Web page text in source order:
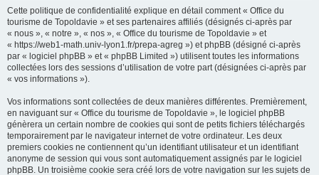
Cette politique de confidentialité explique en détail comment « Office du
tourisme de Topoldavie » et ses partenaires affiliés (désignés ci-après par
« nous », « notre », « nos », « Office du tourisme de Topoldavie » et
« https://web1-math.univ-lyon1.fr/prepa-agreg ») et phpBB (désigné ci-après
par « logiciel phpBB » et « phpBB Limited ») utilisent toutes les informations
collectées lors des sessions d’utilisation de votre part (désignées ci-après par
« vos informations »).
Vos informations sont collectées de deux manières différentes. Premièrement,
en naviguant sur « Office du tourisme de Topoldavie », le logiciel phpBB
génèrera un certain nombre de cookies qui sont de petits fichiers téléchargés
temporairement par le navigateur internet de votre ordinateur. Les deux
premiers cookies ne contiennent qu’un identifiant utilisateur et un identifiant
anonyme de session qui vous sont automatiquement assignés par le logiciel
phpBB. Un troisième cookie sera créé lors de votre navigation sur les sujets de